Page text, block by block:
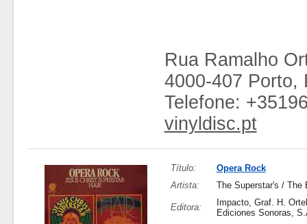
Rua Ramalho
4000-407 Porto,
Telefone:
vinyldisc.pt
Título:
Opera Rock
Artista:
The Superstar's / The
Editora:
Impacto, Graf. H.
Ediciones Sonoras,